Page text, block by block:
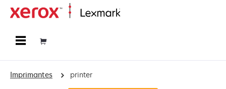
Imprimantes printer